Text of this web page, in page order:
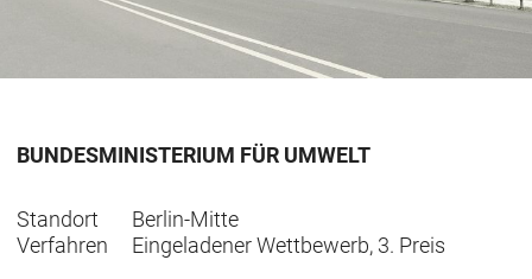
BUNDESMINISTERIUM FÜR UMWELT
Standort
Berlin-Mitte
Verfahren
Eingeladener Wettbewerb, 3. Preis